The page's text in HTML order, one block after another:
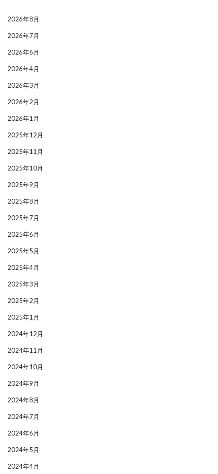
2026年8月
2026年7月
2026年6月
2026年4月
2026年3月
2026年2月
2026年1月
2025年12月
2025年11月
2025年10月
2025年9月
2025年8月
2025年7月
2025年6月
2025年5月
2025年4月
2025年3月
2025年2月
2025年1月
2024年12月
2024年11月
2024年10月
2024年9月
2024年8月
2024年7月
2024年6月
2024年5月
2024年4月